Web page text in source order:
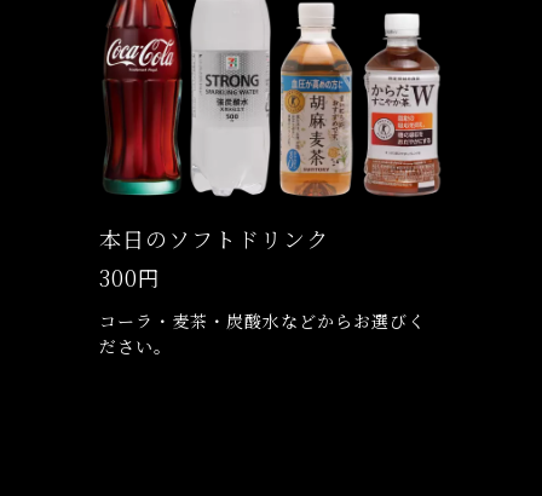
本日のソフトドリンク
300円
コーラ・麦茶・炭酸水などからお選びく
ださい。